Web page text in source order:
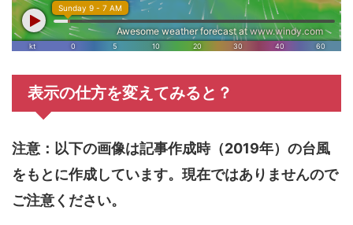
表示の仕方を変えてみると？
注意：以下の画像は記事作成時（2019年）の台風
をもとに作成しています。現在ではありませんので
ご注意ください。